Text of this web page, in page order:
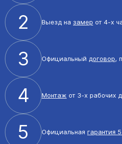
2 Выезд на замер от 4-х
3 Официальный договор,
4 Монтаж от 3-х рабочих
5 Официальная гарантия